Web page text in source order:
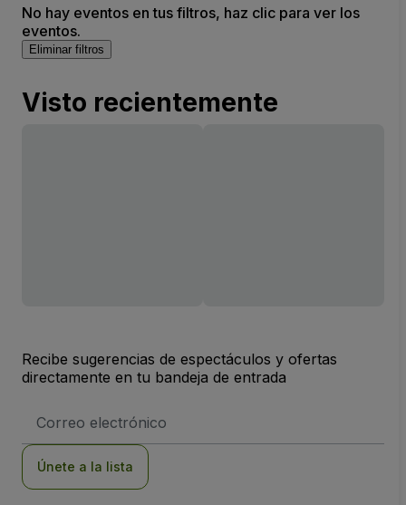
No hay eventos en tus filtros, haz clic para ver los
eventos.
Eliminar filtros
Visto recientemente
Recibe sugerencias de espectáculos y ofertas
directamente en tu bandeja de entrada
de
Únete a la lista